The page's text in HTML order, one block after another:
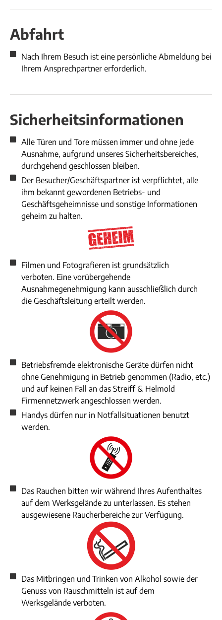
Abfahrt
Nach Ihrem Besuch ist eine persönliche Abmeldung bei
Ihrem Ansprechpartner erforderlich.
Sicherheitsinformationen
Alle Türen und Tore müssen immer und ohne jede
Ausnahme, aufgrund unseres Sicherheitsbereiches,
durchgehend geschlossen bleiben.
Der Besucher/Geschäftspartner ist verpflichtet, alle
ihm bekannt gewordenen Betriebs- und
Geschäftsgeheimnisse und sonstige Informationen
geheim zu halten.
Filmen und Fotografieren ist grundsätzlich
verboten. Eine vorübergehende
Ausnahmegenehmigung kann ausschließlich durch
die Geschäftsleitung erteilt werden.
Betriebsfremde elektronische Geräte dürfen nicht
ohne Genehmigung in Betrieb genommen (Radio, etc.)
und auf keinen Fall an das Streiff & Helmold
Firmennetzwerk angeschlossen werden.
Handys dürfen nur in Notfallsituationen benutzt
werden.
Das Rauchen bitten wir während Ihres Aufenthaltes
auf dem Werksgelände zu unterlassen. Es stehen
ausgewiesene Raucherbereiche zur Verfügung.
Das Mitbringen und Trinken von Alkohol sowie der
Genuss von Rauschmitteln ist auf dem
Werksgelände verboten.